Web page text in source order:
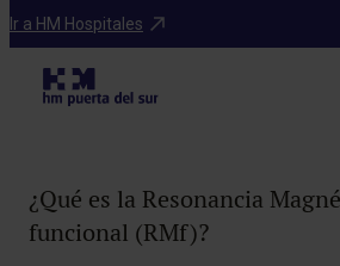
Ir a HM Hospitales
Diagnosticos
RM Cerebral
¿Qué es la Resonancia
funcional (RMf)?